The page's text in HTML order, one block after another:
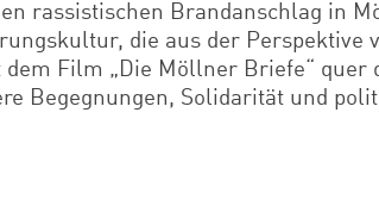
rassistischen Brandanschlag in
die aus der Perspektive
Film „Die Möllner Briefe“ quer
Begegnungen, Solidarität und